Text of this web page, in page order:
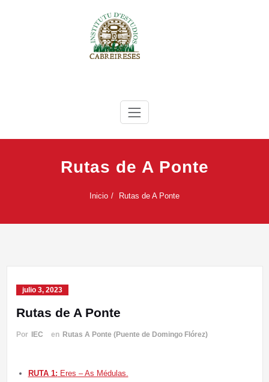
Instituto de Estudios Cabreireses
Rutas de A Ponte
Inicio Rutas de A Ponte
julio 3, 2023
Rutas de A Ponte
Por IEC en Rutas A Ponte (Puente de Domingo Flórez)
RUTA 1: Eres – As Médulas.